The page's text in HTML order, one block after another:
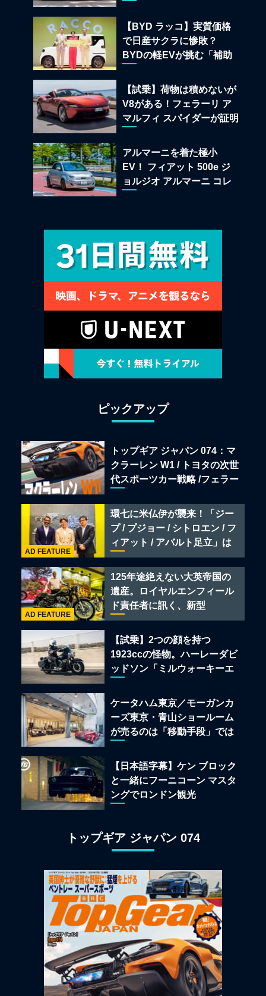
【BYD ラッコ】実質価格
で日産サクラに惨敗？
BYDの軽EVが挑む「補助
界
【試乗】荷物は積めないが
V8がある！フェラーリ ア
マルフィ スパイダーが証明
ーの至福
アルマーニを着た極小
EV！ フィアット 500e ジ
ョルジオ アルマーニ コレ
ピックアップ
トップギア ジャパン 074：マ
クラーレン W1 / トヨタの次世
代スポーツカー戦略 /フェラー
リオ /ベントレー スーパース
ポーツ
環七に米仏伊が襲来！「ジー
プ / プジョー / シトロエン / フ
ィアット / アバルト足立」は
クルマのセレクトショップで
ある
AD FEATURE
125年途絶えない大英帝国の
遺産。ロイヤルエンフィール
ド責任者に訊く、新型
「BULLET 650」と“時間の
質”を愛する理由
AD FEATURE
【試乗】2つの顔を持つ
1923ccの怪物。ハーレーダビ
ッドソン「ミルウォーキーエ
ケータハム東京／モーガンカ
ーズ東京・青山ショールーム
が売るのは「移動手段」では
【日本語字幕】ケン ブロック
と一緒にフーニコーン マスタ
ングでロンドン観光
トップギア ジャパン 074